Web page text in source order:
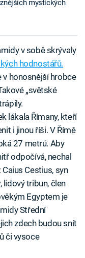
mystických
v sobě skrývaly
hodnostářů.
v honosnější hrobce
„světské
lákala Římany, kteří
i jinou říši. V Římě
27 metrů. Aby
odpočívá, nechal
Cestius, syn
lidový tribun, člen
Egyptem je
Střední
zdech budou snít
či vysoce